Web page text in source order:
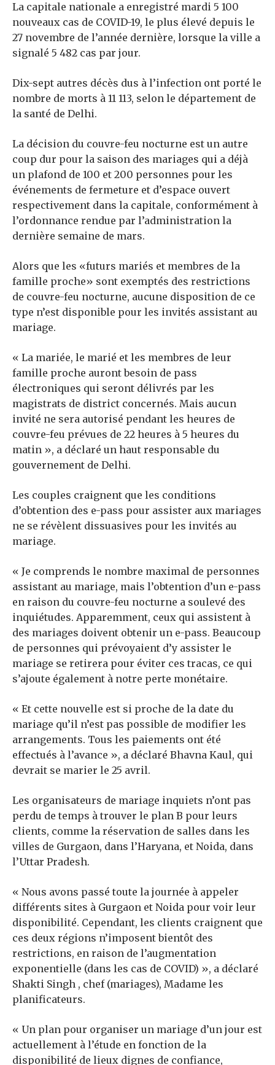
La capitale nationale a enregistré mardi 5 100
nouveaux cas de COVID-19, le plus élevé depuis le
27 novembre de l’année dernière, lorsque la ville a
signalé 5 482 cas par jour.
Dix-sept autres décès dus à l’infection ont porté le
nombre de morts à 11 113, selon le département de
la santé de Delhi.
La décision du couvre-feu nocturne est un autre
coup dur pour la saison des mariages qui a déjà
un plafond de 100 et 200 personnes pour les
événements de fermeture et d’espace ouvert
respectivement dans la capitale, conformément à
l’ordonnance rendue par l’administration la
dernière semaine de mars.
Alors que les «futurs mariés et membres de la
famille proche» sont exemptés des restrictions
de couvre-feu nocturne, aucune disposition de ce
type n’est disponible pour les invités assistant au
mariage.
« La mariée, le marié et les membres de leur
famille proche auront besoin de pass
électroniques qui seront délivrés par les
magistrats de district concernés. Mais aucun
invité ne sera autorisé pendant les heures de
couvre-feu prévues de 22 heures à 5 heures du
matin », a déclaré un haut responsable du
gouvernement de Delhi.
Les couples craignent que les conditions
d’obtention des e-pass pour assister aux mariages
ne se révèlent dissuasives pour les invités au
mariage.
« Je comprends le nombre maximal de personnes
assistant au mariage, mais l’obtention d’un e-pass
en raison du couvre-feu nocturne a soulevé des
inquiétudes. Apparemment, ceux qui assistent à
des mariages doivent obtenir un e-pass. Beaucoup
de personnes qui prévoyaient d’y assister le
mariage se retirera pour éviter ces tracas, ce qui
s’ajoute également à notre perte monétaire.
« Et cette nouvelle est si proche de la date du
mariage qu’il n’est pas possible de modifier les
arrangements. Tous les paiements ont été
effectués à l’avance », a déclaré Bhavna Kaul, qui
devrait se marier le 25 avril.
Les organisateurs de mariage inquiets n’ont pas
perdu de temps à trouver le plan B pour leurs
clients, comme la réservation de salles dans les
villes de Gurgaon, dans l’Haryana, et Noida, dans
l’Uttar Pradesh.
« Nous avons passé toute la journée à appeler
différents sites à Gurgaon et Noida pour voir leur
disponibilité. Cependant, les clients craignent que
ces deux régions n’imposent bientôt des
restrictions, en raison de l’augmentation
exponentielle (dans les cas de COVID) », a déclaré
Shakti Singh , chef (mariages), Madame les
planificateurs.
« Un plan pour organiser un mariage d’un jour est
actuellement à l’étude en fonction de la
disponibilité de lieux dignes de confiance,